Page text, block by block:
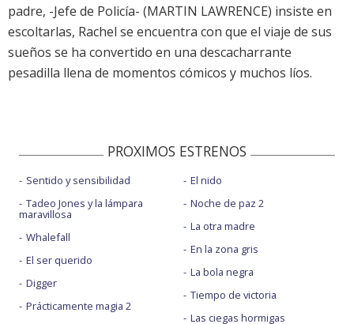
padre, -Jefe de Policía- (MARTIN LAWRENCE) insiste en
escoltarlas, Rachel se encuentra con que el viaje de sus
sueños se ha convertido en una descacharrante
pesadilla llena de momentos cómicos y muchos líos.
PROXIMOS ESTRENOS
Sentido y sensibilidad
Tadeo Jones y la lámpara
maravillosa
Whalefall
El ser querido
Digger
Prácticamente magia 2
El nido
Noche de paz 2
La otra madre
En la zona gris
La bola negra
Tiempo de victoria
Las ciegas hormigas